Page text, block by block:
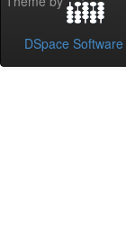
DSpace Software